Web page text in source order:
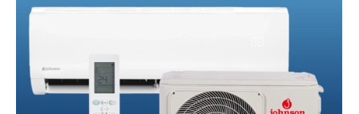
AÑADIR AL CARRITO